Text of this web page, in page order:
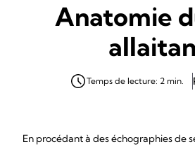
Anatomie
Temps de lecture: 2 min.
En procédant à des échographies de